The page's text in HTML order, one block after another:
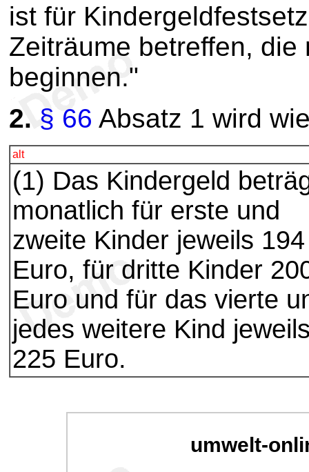
ist für
Zeiträume betreffen,
beginnen."
2. § 66 Absatz 1 wird
alt
(1) Das Kindergeld
monatlich für erste und
zweite Kinder jeweils 194
Euro, für dritte Kinder
Euro und für das vierte
jedes weitere Kind
225 Euro.
umwelt-